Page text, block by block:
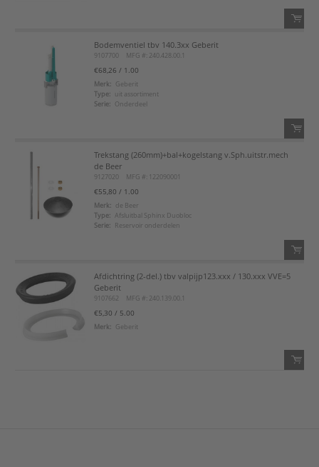
Voeg toe aan favorietenlijst
Bodemventiel tbv 140.3xx Geberit
9107700 MFG #: 240.428.00.1
€68,26 / 1.00
Merk:
Geberit
Type:
uit assortiment
Serie:
Onderdeel
QTY:
Voeg toe aan favorietenlijst
Trekstang (260mm)+bal+kogelstang v.Sph.uitstr.mech
de Beer
9127020 MFG #: 122090001
€55,80 / 1.00
Merk:
de Beer
Type: Afsluitbal Sphinx Duobloc
Serie:
Reservoir onderdelen
Afdichtring (2-del.) tbv valpijp123.xxx / 130.xxx VVE=5
Geberit
9107662 MFG #: 240.139.00.1
€5,30 / 5.00
Merk: Geberit